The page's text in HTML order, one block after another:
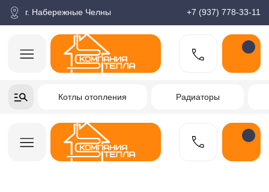
г. Набережные Челны
Котлы отопления Радиаторы Водонагреватели
+7-937-778-33-11